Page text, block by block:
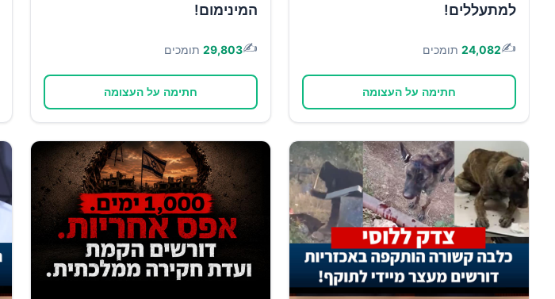
למתעללים!
✍️
24,082 תומכים
חתימה על העצומה
המינימום!
✍️
29,803 תומכים
חתימה על העצומה